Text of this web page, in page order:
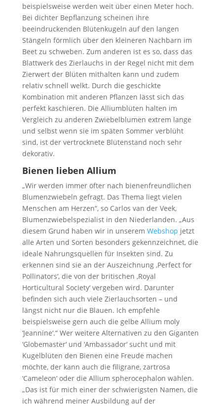
beispielsweise werden weit über einen Meter hoch.
Bei dichter Bepflanzung scheinen ihre
beeindruckenden Blütenkugeln auf den langen
Stängeln förmlich über den kleineren Nachbarn im
Beet zu schweben. Zum anderen ist es so, dass das
Blattwerk des Zierlauchs in der Regel nicht mit dem
Zierwert der Blüten mithalten kann und zudem
relativ schnell welkt. Durch die geschickte
Kombination mit anderen Pflanzen lässt sich das
perfekt kaschieren. Die Alliumblüten halten im
Vergleich zu anderen Zwiebelblumen extrem lange
und selbst wenn sie im späten Sommer verblüht
sind, ist der vertrocknete Blütenstand noch sehr
dekorativ.
Bienen lieben Allium
„Wir werden immer öfter nach bienenfreundlichen
Blumenzwiebeln gefragt. Das Thema liegt vielen
Menschen am Herzen“, so Carlos van der Veek,
Blumenzwiebelspezialist in den Niederlanden. „Aus
diesem Grund haben wir in unserem Webshop jetzt
alle Arten und Sorten besonders gekennzeichnet, die
ideale Nahrungsquellen für Insekten sind. Zu
erkennen sind sie an der Auszeichnung ‚Perfect for
Pollinators‘, die von der britischen ‚Royal
Horticultural Society‘ vergeben wird. Darunter
befinden sich auch viele Zierlauchsorten – und
längst nicht nur die Blauen. Ich empfehle
beispielsweise gern auch die gelbe Allium moly
‘Jeannine‘.“ Wer weitere Alternativen zu den Giganten
‘Globemaster‘ und ‘Ambassador‘ sucht und mit
Kugelblüten den Bienen eine Freude machen
möchte, der kann auch die filigrane, zartrosa
‘Cameleon‘ oder die Allium spherocephalon wählen.
„Das ist für mich einer der schwierigsten Namen, die
ich während meiner Ausbildung auf der